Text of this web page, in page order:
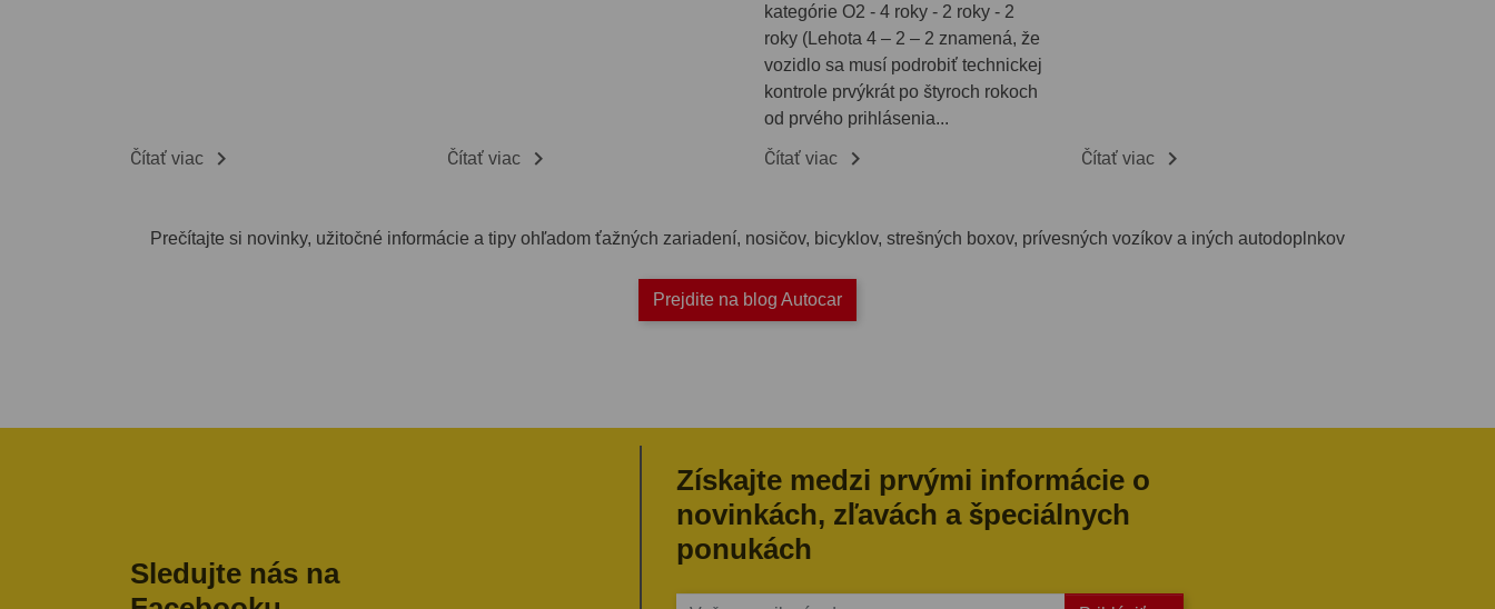
Čítať viac  Čítať viac 
kategórie O2 - 4 roky - 2 roky - 2
roky (Lehota 4 – 2 – 2 znamená, že
vozidlo sa musí podrobiť technickej
kontrole prvýkrát po štyroch rokoch
od prvého prihlásenia...
Čítať viac  Čítať viac 
Prečítajte si novinky, užitočné informácie a tipy ohľadom ťažných zariadení, nosičov, bicyklov, strešných boxov, prívesných vozíkov a iných autodoplnkov
Prejdite na blog Autocar
Sledujte nás na
Získajte medzi prvými informácie o
novinkách, zľavách a špeciálnych
ponukách